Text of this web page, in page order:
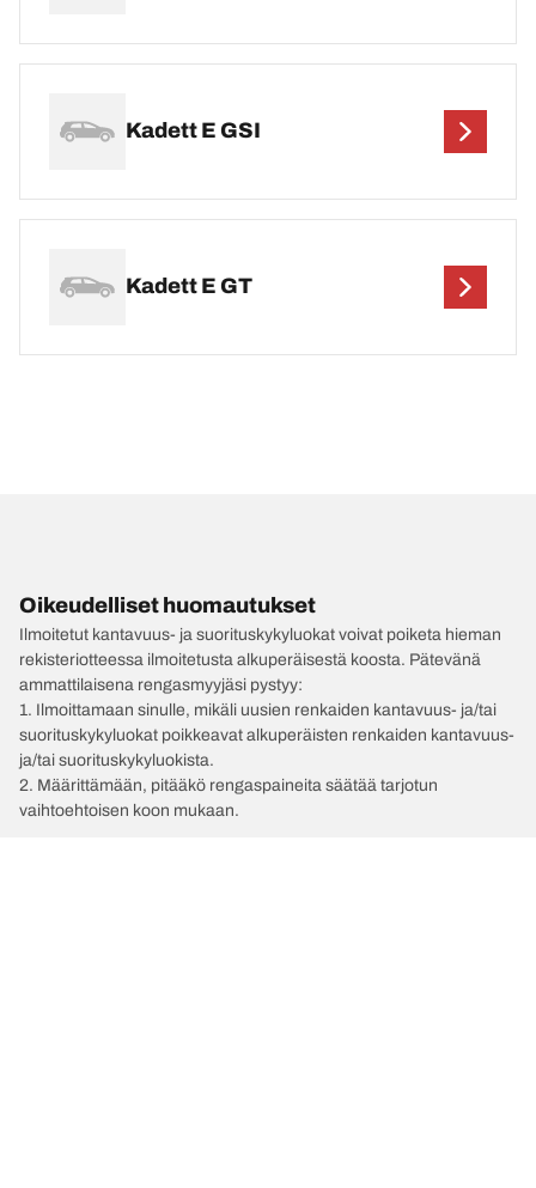
Kadett E GSI
Kadett E GT
Oikeudelliset huomautukset
Ilmoitetut kantavuus- ja suorituskykyluokat voivat poiketa hieman
rekisteriotteessa ilmoitetusta alkuperäisestä koosta. Pätevänä
ammattilaisena rengasmyyjäsi pystyy:
1. Ilmoittamaan sinulle, mikäli uusien renkaiden kantavuus- ja/tai
suorituskykyluokat poikkeavat alkuperäisten renkaiden kantavuus-
ja/tai suorituskykyluokista.
2. Määrittämään, pitääkö rengaspaineita säätää tarjotun
vaihtoehtoisen koon mukaan.